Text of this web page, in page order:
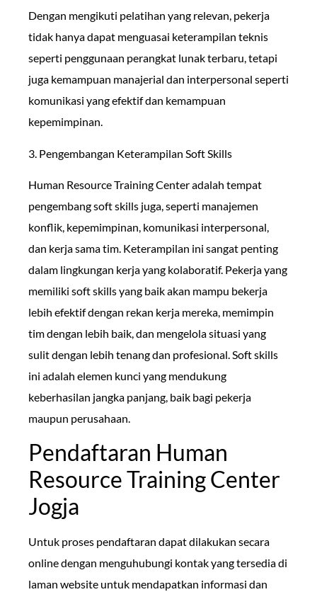
Dengan mengikuti pelatihan yang relevan, pekerja
tidak hanya dapat menguasai keterampilan teknis
seperti penggunaan perangkat lunak terbaru, tetapi
juga kemampuan manajerial dan interpersonal seperti
komunikasi yang efektif dan kemampuan
kepemimpinan.
3. Pengembangan Keterampilan Soft Skills
Human Resource Training Center adalah tempat
pengembang soft skills juga, seperti manajemen
konflik, kepemimpinan, komunikasi interpersonal,
dan kerja sama tim. Keterampilan ini sangat penting
dalam lingkungan kerja yang kolaboratif. Pekerja yang
memiliki soft skills yang baik akan mampu bekerja
lebih efektif dengan rekan kerja mereka, memimpin
tim dengan lebih baik, dan mengelola situasi yang
sulit dengan lebih tenang dan profesional. Soft skills
ini adalah elemen kunci yang mendukung
keberhasilan jangka panjang, baik bagi pekerja
maupun perusahaan.
Pendaftaran Human
Resource Training Center
Jogja
Untuk proses pendaftaran dapat dilakukan secara
online dengan menguhubungi kontak yang tersedia di
laman website untuk mendapatkan informasi dan